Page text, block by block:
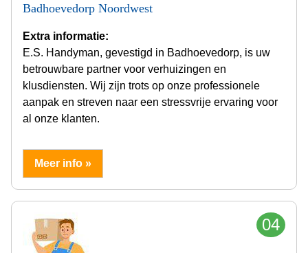
Badhoevedorp Noordwest
Extra informatie:
E.S. Handyman, gevestigd in Badhoevedorp, is uw
betrouwbare partner voor verhuizingen en
klusdiensten. Wij zijn trots op onze professionele
aanpak en streven naar een stressvrije ervaring voor
al onze klanten.
Meer info »
04